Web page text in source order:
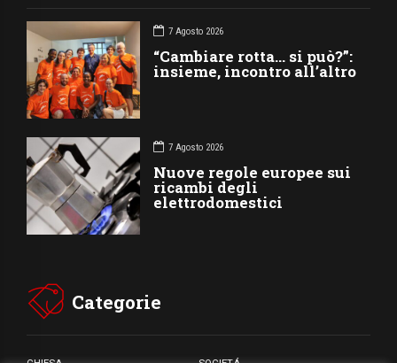
7 Agosto 2026
“Cambiare rotta… si può?”:
insieme, incontro all’altro
7 Agosto 2026
Nuove regole europee sui
ricambi degli
elettrodomestici
Categorie